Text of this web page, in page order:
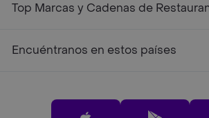
Top Marcas y Cadenas de
Encuéntranos en estos países